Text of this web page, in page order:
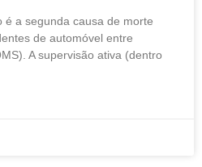
é a segunda causa de morte
de automóvel entre
A supervisão ativa (dentro